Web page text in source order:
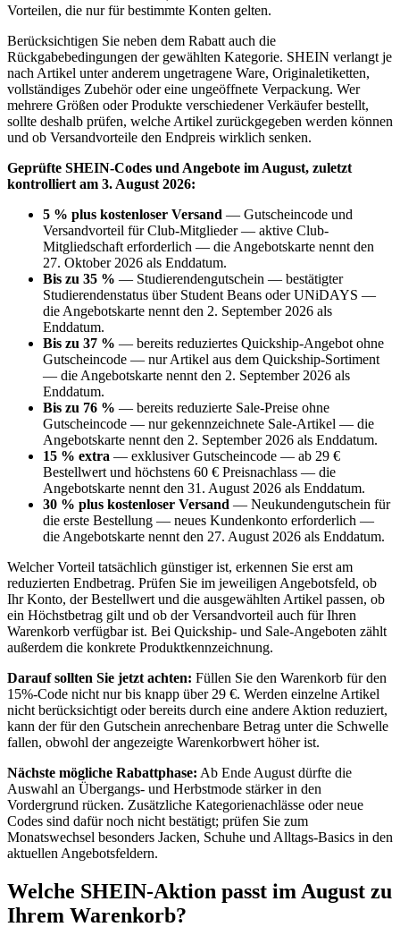
Vorteilen, die nur für bestimmte Konten gelten.
Berücksichtigen Sie neben dem Rabatt auch die
Rückgabebedingungen der gewählten Kategorie. SHEIN verlangt je
nach Artikel unter anderem ungetragene Ware, Originaletiketten,
vollständiges Zubehör oder eine ungeöffnete Verpackung. Wer
mehrere Größen oder Produkte verschiedener Verkäufer bestellt,
sollte deshalb prüfen, welche Artikel zurückgegeben werden können
und ob Versandvorteile den Endpreis wirklich senken.
Geprüfte SHEIN-Codes und Angebote im August, zuletzt
kontrolliert am 3. August 2026:
5 % plus kostenloser Versand — Gutscheincode und
Versandvorteil für Club-Mitglieder — aktive Club-
Mitgliedschaft erforderlich — die Angebotskarte nennt den
27. Oktober 2026 als Enddatum.
Bis zu 35 % — Studierendengutschein — bestätigter
Studierendenstatus über Student Beans oder UNiDAYS —
die Angebotskarte nennt den 2. September 2026 als
Enddatum.
Bis zu 37 % — bereits reduziertes Quickship-Angebot ohne
Gutscheincode — nur Artikel aus dem Quickship-Sortiment
— die Angebotskarte nennt den 2. September 2026 als
Enddatum.
Bis zu 76 % — bereits reduzierte Sale-Preise ohne
Gutscheincode — nur gekennzeichnete Sale-Artikel — die
Angebotskarte nennt den 2. September 2026 als Enddatum.
15 % extra — exklusiver Gutscheincode — ab 29 €
Bestellwert und höchstens 60 € Preisnachlass — die
Angebotskarte nennt den 31. August 2026 als Enddatum.
30 % plus kostenloser Versand — Neukundengutschein für
die erste Bestellung — neues Kundenkonto erforderlich —
die Angebotskarte nennt den 27. August 2026 als Enddatum.
Welcher Vorteil tatsächlich günstiger ist, erkennen Sie erst am
reduzierten Endbetrag. Prüfen Sie im jeweiligen Angebotsfeld, ob
Ihr Konto, der Bestellwert und die ausgewählten Artikel passen, ob
ein Höchstbetrag gilt und ob der Versandvorteil auch für Ihren
Warenkorb verfügbar ist. Bei Quickship- und Sale-Angeboten zählt
außerdem die konkrete Produktkennzeichnung.
Darauf sollten Sie jetzt achten: Füllen Sie den Warenkorb für den
15%-Code nicht nur bis knapp über 29 €. Werden einzelne Artikel
nicht berücksichtigt oder bereits durch eine andere Aktion reduziert,
kann der für den Gutschein anrechenbare Betrag unter die Schwelle
fallen, obwohl der angezeigte Warenkorbwert höher ist.
Nächste mögliche Rabattphase: Ab Ende August dürfte die
Auswahl an Übergangs- und Herbstmode stärker in den
Vordergrund rücken. Zusätzliche Kategorienachlässe oder neue
Codes sind dafür noch nicht bestätigt; prüfen Sie zum
Monatswechsel besonders Jacken, Schuhe und Alltags-Basics in den
aktuellen Angebotsfeldern.
Welche SHEIN-Aktion passt im August zu
Ihrem Warenkorb?